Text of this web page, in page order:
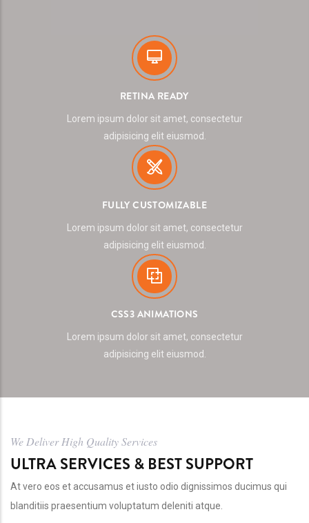
RETINA READY
Lorem ipsum dolor sit amet, consectetur
adipisicing elit eiusmod.
FULLY CUSTOMIZABLE
Lorem ipsum dolor sit amet, consectetur
adipisicing elit eiusmod.
CSS3 ANIMATIONS
Lorem ipsum dolor sit amet, consectetur
adipisicing elit eiusmod.
We Deliver High Quality Services
ULTRA SERVICES & BEST SUPPORT
At vero eos et accusamus et iusto odio dignissimos ducimus qui
blanditiis praesentium voluptatum deleniti atque.